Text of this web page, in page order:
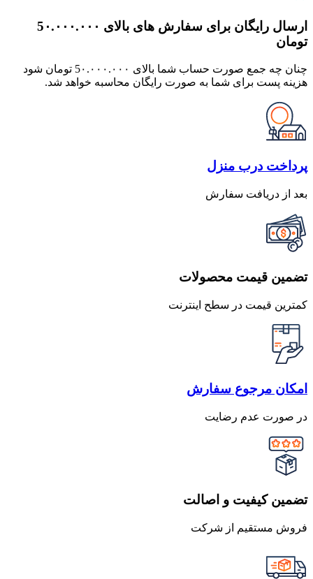
ارسال رایگان برای سفارش های بالای 5٠.٠٠٠.٠٠٠
تومان
چنان چه جمع صورت حساب شما بالای 5٠.٠٠٠.٠٠٠ تومان شود
هزینه پست برای شما به صورت رایگان محاسبه خواهد شد.
پرداخت درب منزل
بعد از دریافت سفارش
تضمین قیمت محصولات
کمترین قیمت در سطح اینترنت
امکان مرجوع سفارش
در صورت عدم رضایت
تضمین کیفیت و اصالت
فروش مستقیم از شرکت